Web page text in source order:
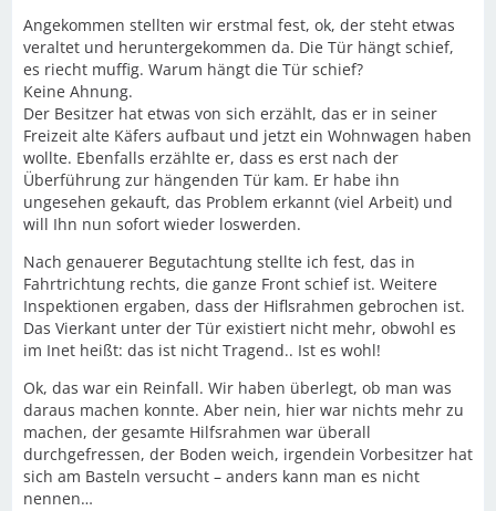
Angekommen stellten wir erstmal fest, ok, der steht etwas
veraltet und heruntergekommen da. Die Tür hängt schief,
es riecht muffig. Warum hängt die Tür schief?
Keine Ahnung.
Der Besitzer hat etwas von sich erzählt, das er in seiner
Freizeit alte Käfers aufbaut und jetzt ein Wohnwagen haben
wollte. Ebenfalls erzählte er, dass es erst nach der
Überführung zur hängenden Tür kam. Er habe ihn
ungesehen gekauft, das Problem erkannt (viel Arbeit) und
will Ihn nun sofort wieder loswerden.
Nach genauerer Begutachtung stellte ich fest, das in
Fahrtrichtung rechts, die ganze Front schief ist. Weitere
Inspektionen ergaben, dass der Hiflsrahmen gebrochen ist.
Das Vierkant unter der Tür existiert nicht mehr, obwohl es
im Inet heißt: das ist nicht Tragend.. Ist es wohl!
Ok, das war ein Reinfall. Wir haben überlegt, ob man was
daraus machen konnte. Aber nein, hier war nichts mehr zu
machen, der gesamte Hilfsrahmen war überall
durchgefressen, der Boden weich, irgendein Vorbesitzer hat
sich am Basteln versucht – anders kann man es nicht
nennen…